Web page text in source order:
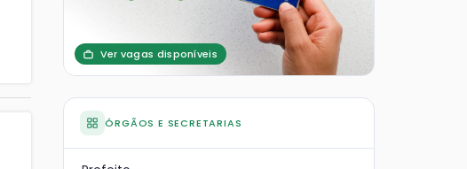
Ver vagas disponíveis
ÓRGÃOS E SECRETARIAS